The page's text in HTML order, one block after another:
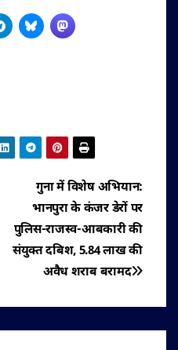
गुना में विशेष अभियान:
भानपुरा के कंजर डेरों पर
पुलिस-राजस्व-आबकारी की
संयुक्त दबिश, 5.84 लाख की
अवैध शराब बरामद